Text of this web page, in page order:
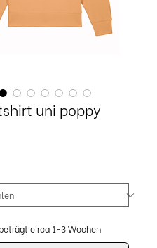
uni poppy
circa 1-3 Wochen